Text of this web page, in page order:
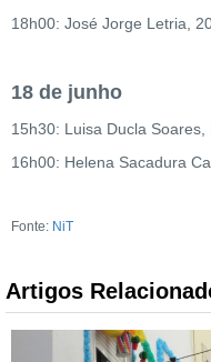
18h00: José Jorge Letria,
18 de junho
15h30: Luisa Ducla Soares,
16h00: Helena Sacadura
Fonte: NiT
Artigos